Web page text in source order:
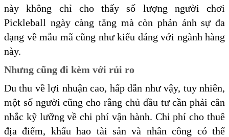
này không chỉ cho thấy số lượng người chơi
Pickleball ngày càng tăng mà còn phản ánh sự đa
dạng về mẫu mã cũng như kiểu dáng với ngành hàng
này.
Nhưng cũng đi kèm với rủi ro
Du thu về lợi nhuận cao, hấp dẫn như vậy, tuy nhiên,
một số người cũng cho rằng chủ đầu tư cần phải cân
nhắc kỹ lưỡng về chi phí vận hành. Chi phí cho thuê
địa điểm, khấu hao tài sản và nhân công có thể